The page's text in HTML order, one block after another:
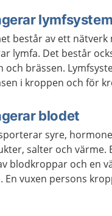
består av ett nätverk
lymfa. Det består
och brässen.
i kroppen och för
blodet
syre,
salter och värme.
blodkroppar och en
En vuxen persons